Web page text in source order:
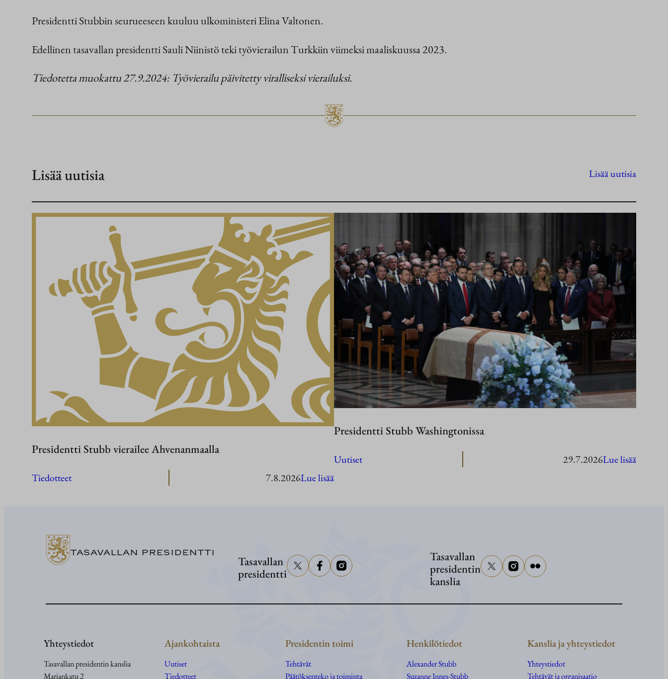
Presidentti Stubbin seurueeseen kuuluu ulkoministeri Elina Valtonen.
Edellinen tasavallan presidentti Sauli Niinistö teki työvierailun Turkkiin viimeksi maaliskuussa 2023.
Tiedotetta muokattu 27.9.2024: Työvierailu päivitetty viralliseksi vierailuksi.
Lisää uutisia Lisää uutisia
Presidentti Stubb vierailee Ahvenanmaalla
Tiedotteet 7.8.2026Lue lisää:
Presidentti Stubb Washingtonissa
Uutiset 29.7.2026Lue lisää:
TASAVALLAN PRESIDENTTI
Tasavallan
presidentti
Tasavallan
presidentin
kanslia
Yhteystiedot
Tasavallan presidentin kanslia
Mariankatu 2
Ajankohtaista
Uutiset
Tiedotteet
Presidentin toimi
Tehtävät
Päätöksenteko ja toiminta
Henkilötiedot
Alexander Stubb
Suzanne Innes-Stubb
Kanslia ja yhteystiedot
Yhteystiedot
Tehtävät ja organisaatio